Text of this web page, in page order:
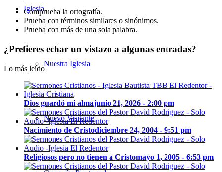
Iglesia
Nuestra Iglesia
Nuevo Visitante
Comprueba la ortografía.
Prueba con términos similares o sinónimos.
Prueba con más de una sola palabra.
¿Prefieres echar un vistazo a algunas entradas?
Lo más leído
Dios guardó mi almajunio 21, 2026 - 2:00 pm
Nacimiento de Cristodiciembre 24, 2004 - 9:51 pm
Religiosos pero no tienen a Cristomayo 1, 2005 - 6:53 pm